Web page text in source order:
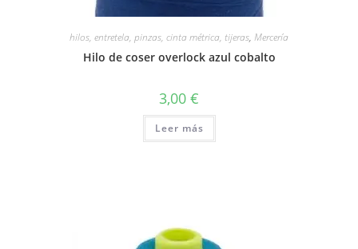
hilos, entretela, pinzas, cinta métrica, tijeras, Mercería
Hilo de coser overlock azul cobalto
3,00 €
Leer más